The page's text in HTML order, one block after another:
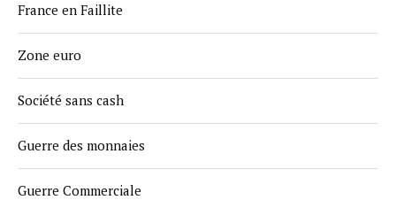
France en Faillite
Zone euro
Société sans cash
Guerre des monnaies
Guerre Commerciale